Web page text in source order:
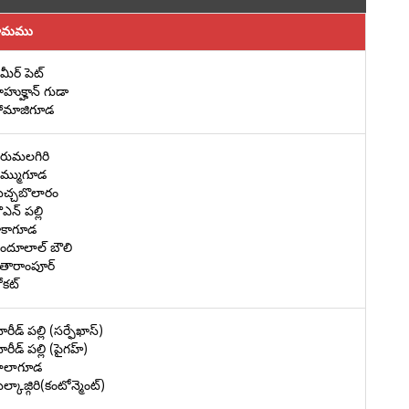
పెట్
గుడా
పల్లి
బౌలి
పల్లి (సర్ఫేఖాస్)
పల్లి (పైగహ్)